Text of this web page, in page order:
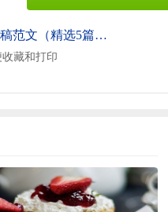
《元旦学生安全三分钟优秀讲话稿范文（精选5篇）.doc》
藏和打印